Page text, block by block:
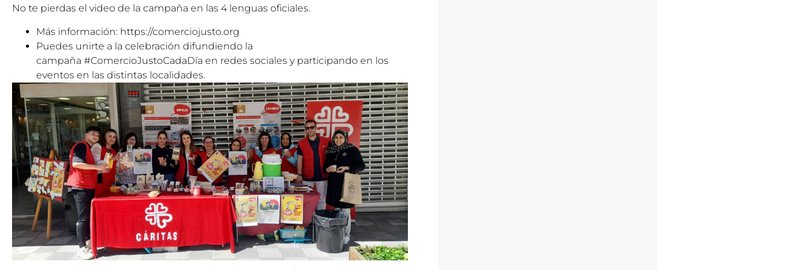
No te pierdas el video de la campaña en las 4 lenguas oficiales.
Más información: https://comerciojusto.org
Puedes unirte a la celebración difundiendo la
campaña #ComercioJustoCadaDía en redes sociales y participando en los
eventos en las distintas localidades.